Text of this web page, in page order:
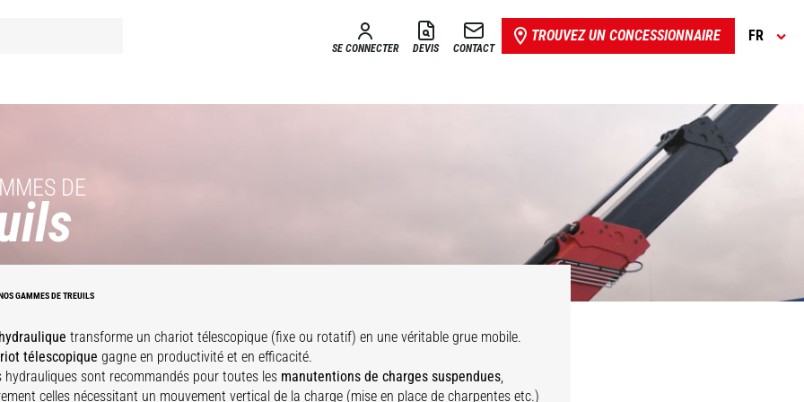
SE CONNECTER DEVIS CONTACT
TROUVEZ UN CONCESSIONNAIRE FR
DE
GAMMES DE TREUILS
transforme un chariot télescopique (fixe ou rotatif) en une véritable grue mobile.
télescopique gagne en productivité et en efficacité.
hydrauliques sont recommandés pour toutes les manutentions de charges suspendues,
celles nécessitant un mouvement vertical de la charge (mise en place de charpentes etc.)
Treuil